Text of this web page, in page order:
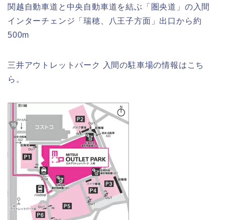
関越自動車道と中央自動車道を結ぶ「圏央道」の入間
インターチェンジ「瑞穂、八王子方面」出口から約
500m
三井アウトレットパーク 入間の駐車場の情報はこち
ら。